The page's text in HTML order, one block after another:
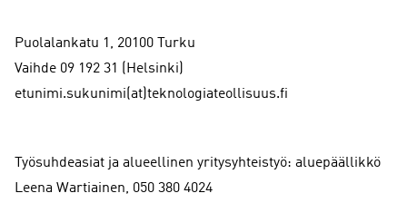
Puolalankatu 1, 20100 Turku
Vaihde 09 192 31 (Helsinki)
etunimi.sukunimi(at)teknologiateollisuus.fi
Työsuhdeasiat ja alueellinen yritysyhteistyö: aluepäällikkö
Leena Wartiainen, 050 380 4024